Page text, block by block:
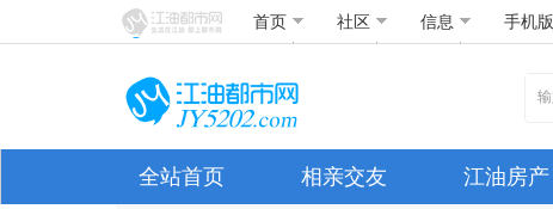
首页 社区 信息 手机版
全站首页 相亲交友 江油房产